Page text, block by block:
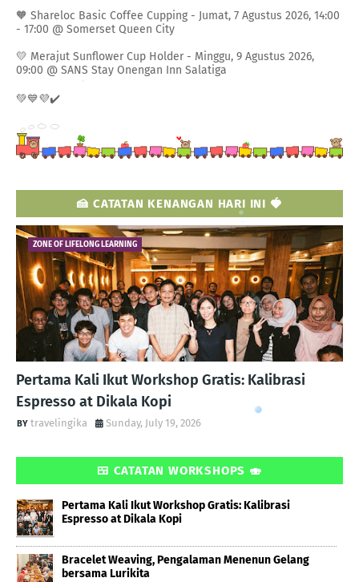
🧡 Shareloc Basic Coffee Cupping - Jumat, 7 Agustus 2026, 14:00
- 17:00 @ Somerset Queen City
💛 Merajut Sunflower Cup Holder - Minggu, 9 Agustus 2026,
09:00 @ SANS Stay Onengan Inn Salatiga
💚💙💜✔️
🍰 CATATAN KENANGAN HARI INI 🍓
ZONE OF LIFELONG LEARNING
Pertama Kali Ikut Workshop Gratis: Kalibrasi
Espresso at Dikala Kopi
travelingika Sunday, July 19, 2026
🍱 CATATAN WORKSHOPS 🍣
Pertama Kali Ikut Workshop Gratis: Kalibrasi
Espresso at Dikala Kopi
Bracelet Weaving, Pengalaman Menenun Gelang
bersama Lurikita